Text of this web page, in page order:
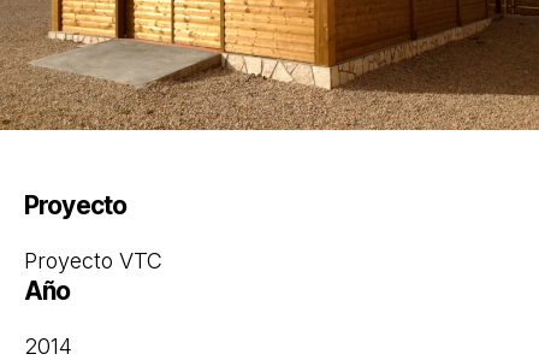
Proyecto
Proyecto VTC
Año
2014